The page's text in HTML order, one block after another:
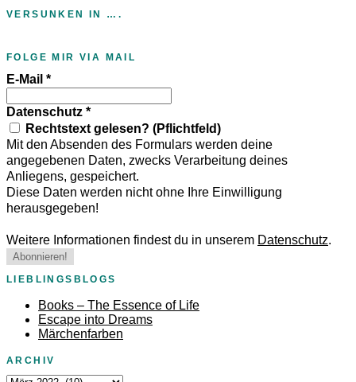
VERSUNKEN IN ….
FOLGE MIR VIA MAIL
E-Mail *
Datenschutz *
Rechtstext gelesen? (Pflichtfeld)
Mit den Absenden des Formulars werden deine
angegebenen Daten, zwecks Verarbeitung deines
Anliegens, gespeichert.
Diese Daten werden nicht ohne Ihre Einwilligung
herausgegeben!
Weitere Informationen findest du in unserem Datenschutz.
LIEBLINGSBLOGS
Books – The Essence of Life
Escape into Dreams
Märchenfarben
ARCHIV